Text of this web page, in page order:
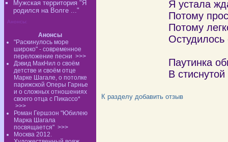
Мужская территория "Я
родился на Волге ..."
Анонсы:
Анонсы
"Раскинулось море
широко" - современное
переложение песни >>>
Дэвид МакНил о своём
детстве и своём отце
Марке Шагале, о потолке
парижской Оперы Гарнье
и о сложных отношениях
своего отца с Пикассо*
>>>
Роман Гершзон "Юбилею
Марка Шагала
посвящается" >>>
Москва 2012.
Я устала
Потому
Потому
Остудилось
Паутинка
В
К разделу добавить отзыв